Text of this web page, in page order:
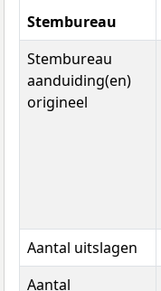
Stembureau
Stembureau
aanduiding(en)
origineel
Aantal uitslagen
Aantal